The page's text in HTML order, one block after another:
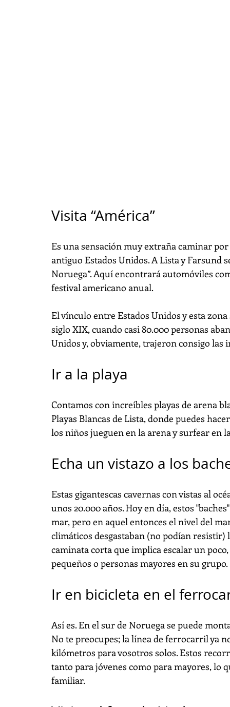
Visita “América”
Es una sensación muy extraña caminar
antiguo Estados Unidos. A Lista y Farsund
Noruega”. Aquí encontrará automóviles
festival americano anual.
El vínculo entre Estados Unidos y esta
siglo XIX, cuando casi 80.000 personas
Unidos y, obviamente, trajeron consigo las
Ir a la playa
Contamos con increíbles playas de arena
Playas Blancas de Lista, donde puedes
los niños jueguen en la arena y surfear en
Echa un vistazo a los
Estas gigantescas cavernas con vistas al
unos 20.000 años. Hoy en día, estos
mar, pero en aquel entonces el nivel del
climáticos desgastaban (no podían resistir)
caminata corta que implica escalar un
pequeños o personas mayores en su grupo.
Ir en bicicleta en el
Así es. En el sur de Noruega se puede
No te preocupes; la línea de ferrocarril ya
kilómetros para vosotros solos. Estos
tanto para jóvenes como para mayores, lo
familiar.